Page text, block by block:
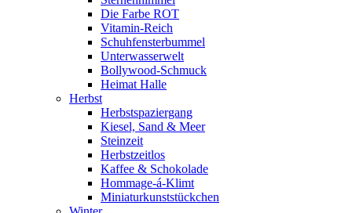
Die Farbe ROT
Vitamin-Reich
Schuhfensterbummel
Unterwasserwelt
Bollywood-Schmuck
Heimat Halle
Herbst
Herbstspaziergang
Kiesel, Sand & Meer
Steinzeit
Herbstzeitlos
Kaffee & Schokolade
Hommage-á-Klimt
Miniaturkunststückchen